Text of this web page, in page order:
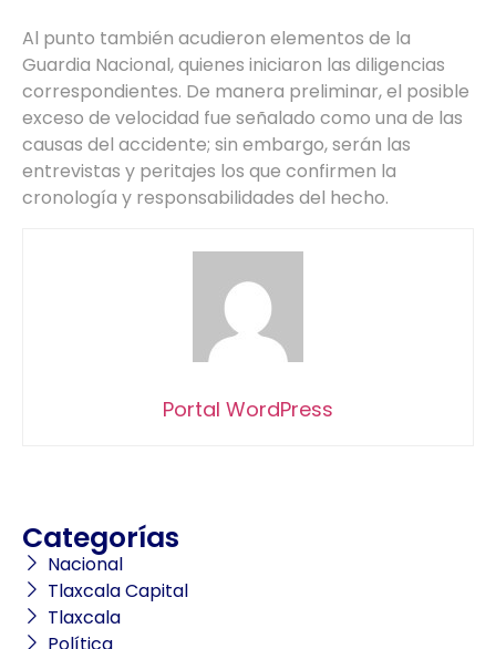
Al punto también acudieron elementos de la
Guardia Nacional, quienes iniciaron las diligencias
correspondientes. De manera preliminar, el posible
exceso de velocidad fue señalado como una de las
causas del accidente; sin embargo, serán las
entrevistas y peritajes los que confirmen la
cronología y responsabilidades del hecho.
Portal WordPress
Categorías
Nacional
Tlaxcala Capital
Tlaxcala
Política